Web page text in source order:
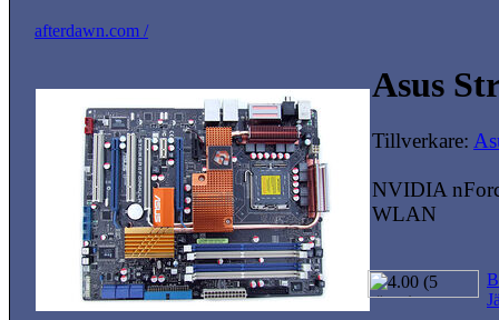
afterdawn.com /
Asus
Tillverkare:
NVIDIA
WLAN